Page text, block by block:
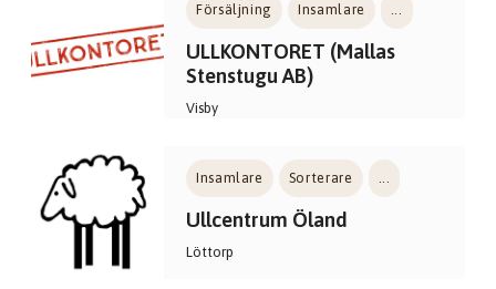
Försäljning Insamlare ...
ULLKONTORET (Mallas
Stenstugu AB)
Visby
Insamlare Sorterare ...
Ullcentrum Öland
Löttorp